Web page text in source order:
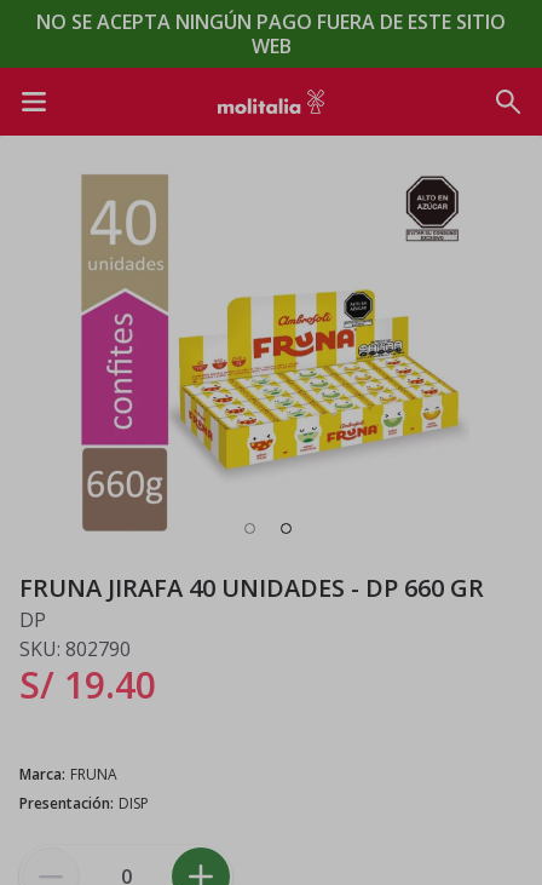
NO SE ACEPTA NINGÚN PAGO FUERA DE ESTE SITIO
WEB
FRUNA JIRAFA 40 UNIDADES - DP 660 GR
DP
SKU: 802790
S/ 19.40
Marca: FRUNA
Presentación: DISP